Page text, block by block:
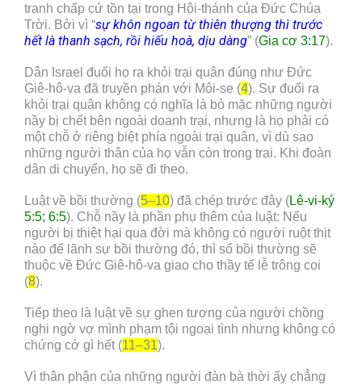
tranh chấp cứ tồn tại trong Hội-thánh của Đức Chúa
Trời. Bởi vì “sự khôn ngoan từ thiên thượng thì trước
hết là thanh sạch, rồi hiếu hoà, dịu dàng” (Gia cơ 3:17).
Dân Israel đuổi họ ra khỏi trại quân đúng như Đức
Giê-hô-va đã truyền phán với Môi-se (4). Sự đuổi ra
khỏi trại quân không có nghĩa là bỏ mặc những người
nầy bị chết bên ngoài doanh trại, nhưng là họ phải có
một chỗ ở riêng biệt phía ngoài trại quân, vì dù sao
những người thân của họ vẫn còn trong trại. Khi đoàn
dân di chuyển, họ sẽ đi theo.
Luật về bồi thường (5–10) đã chép trước đây (Lê-vi-ký
5:5; 6:5). Chỗ nầy là phần phụ thêm của luật: Nếu
người bị thiệt hại qua đời mà không có người ruột thịt
nào để lãnh sự bồi thường đó, thì số bồi thường sẽ
thuộc về Đức Giê-hô-va giao cho thầy tế lễ trông coi
(8).
Tiếp theo là luật về sự ghen tương của người chồng
nghi ngờ vợ mình phạm tội ngoại tình nhưng không có
chứng cớ gì hết (11–31).
Vì thân phận của những người đàn bà thời ấy chẳng